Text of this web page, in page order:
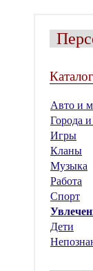
Авто и
Города
Игры
Кланы
Музыка
Работа
Спорт
Дети